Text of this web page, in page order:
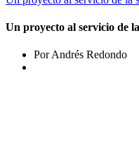
Un proyecto al servicio de
Por Andrés Redondo